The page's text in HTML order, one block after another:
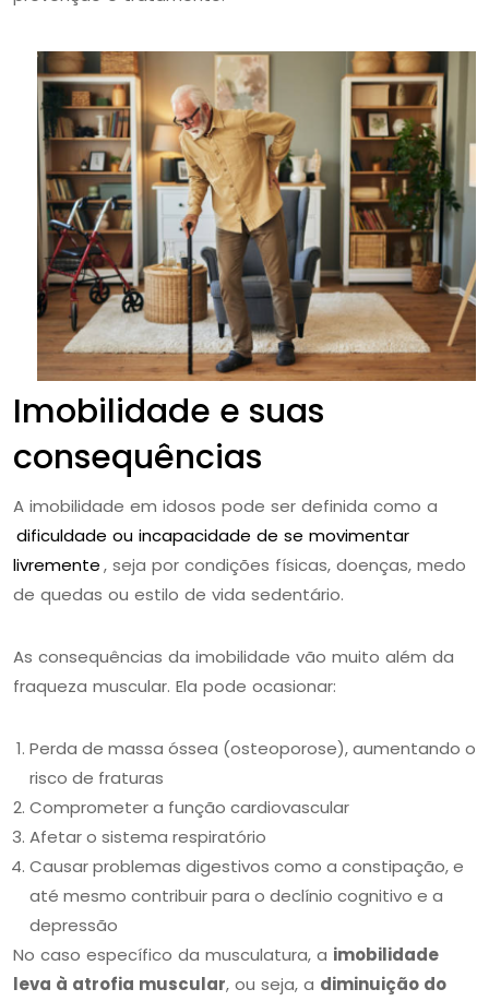
Imobilidade e suas
consequências
A imobilidade em idosos pode ser definida como a
dificuldade ou incapacidade de se movimentar
livremente, seja por condições físicas, doenças, medo
de quedas ou estilo de vida sedentário.
As consequências da imobilidade vão muito além da
fraqueza muscular. Ela pode ocasionar:
Perda de massa óssea (osteoporose), aumentando o
risco de fraturas
Comprometer a função cardiovascular
Afetar o sistema respiratório
Causar problemas digestivos como a constipação, e
até mesmo contribuir para o declínio cognitivo e a
depressão
No caso específico da musculatura, a imobilidade
leva à atrofia muscular, ou seja, a diminuição do